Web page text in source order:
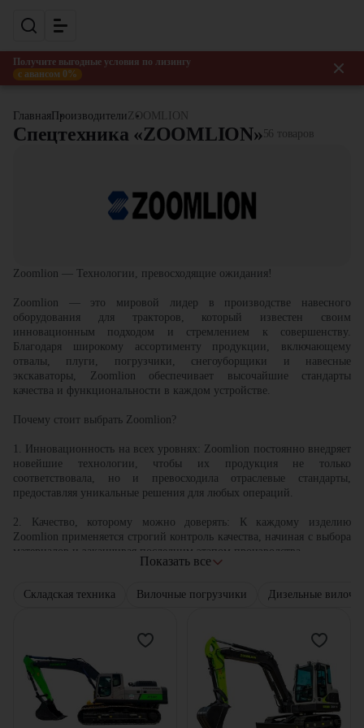
Получите выгодные условия по лизингу
с авансом 0%
Главная ПроизводителиZOOMLION
Спецтехника «ZOOMLION»56 товаров
Zoomlion — Технологии, превосходящие ожидания!
Zoomlion — это мировой лидер в производстве навесного
оборудования для тракторов, который известен своим
инновационным подходом и стремлением к совершенству.
Благодаря широкому ассортименту продукции, включающему
отвалы, плуги, погрузчики, снегоуборщики и навесные
экскаваторы, Zoomlion обеспечивает высочайшие стандарты
качества и функциональности в каждом устройстве.
Почему стоит выбрать Zoomlion?
1. Инновационность на всех уровнях: Zoomlion постоянно внедряет
новейшие технологии, чтобы их продукция не только
соответствовала, но и превосходила отраслевые стандарты,
предоставляя уникальные решения для любых операций.
2. Качество, которому можно доверять: К каждому изделию
Zoomlion применяется строгий контроль качества, начиная с выбора
материалов и заканчивая последним этапом производства.
спроектирована так, чтобы быть максимально адаптивной к
4. Простота в эксплуатации: Эргономичный дизайн и легкость в
обслуживании делают оборудование Zoomlion предпочтительным
выбором для операторов, значение выделяющих удобство и
минимальные временные затраты на подготовку к работе.
Показать все
Складская техника Вилочные погрузчики Дизельные